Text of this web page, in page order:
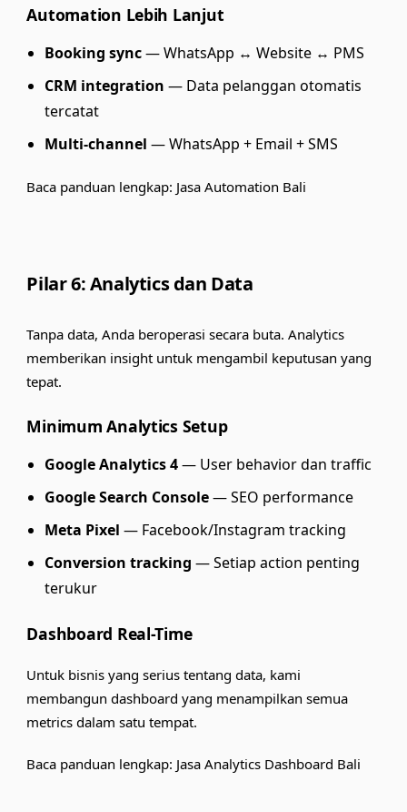
Automation Lebih Lanjut
Booking sync— WhatsApp ↔ Website ↔ PMS
CRM integration — Data pelanggan otomatis
tercatat
Multi-channel — WhatsApp + Email + SMS
Baca panduan lengkap: Jasa Automation Bali
Pilar 6: Analytics dan Data
Tanpa data, Anda beroperasi secara buta. Analytics
memberikan insight untuk mengambil keputusan yang
tepat.
Minimum Analytics Setup
Google Analytics 4— User behavior dan traffic
Google Search Console— SEO performance
Meta Pixel — Facebook/Instagram tracking
Conversion tracking — Setiap action penting
terukur
Dashboard Real-Time
Untuk bisnis yang serius tentang data, kami
membangun dashboard yang menampilkan semua
metrics dalam satu tempat.
Baca panduan lengkap: Jasa Analytics Dashboard Bali